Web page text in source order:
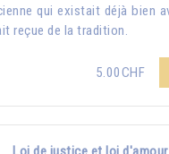
qui existait déjà bien
reçue de la tradition.
5.00CHF